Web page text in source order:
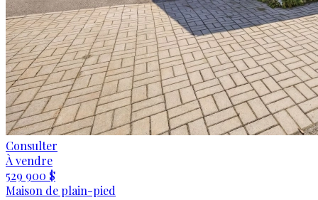
Consulter
À vendre
529 900 $
Maison de plain-pied